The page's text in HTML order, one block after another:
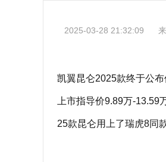
2025-03-28 21:32:09
凯翼昆仑2025款终于公
上市指导价9.89万-13.59
25款昆仑用上了瑞虎8同